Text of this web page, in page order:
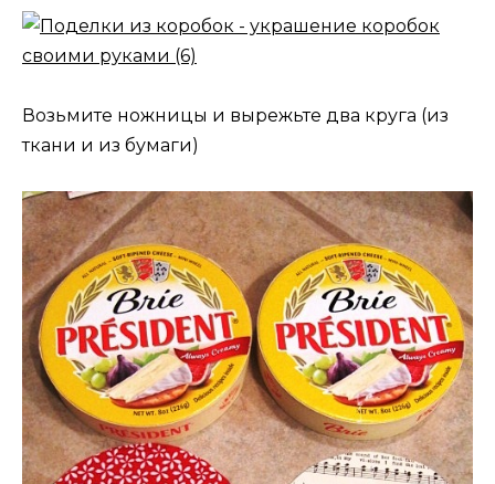
Возьмите ножницы и вырежьте два круга (из
ткани и из бумаги)